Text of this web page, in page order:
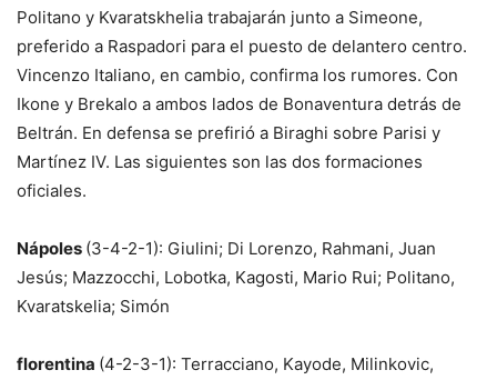
Politano y Kvaratskhelia trabajarán junto a Simeone,
preferido a Raspadori para el puesto de delantero centro.
Vincenzo Italiano, en cambio, confirma los rumores. Con
Ikone y Brekalo a ambos lados de Bonaventura detrás de
Beltrán. En defensa se prefirió a Biraghi sobre Parisi y
Martínez IV. Las siguientes son las dos formaciones
oficiales.
Nápoles (3-4-2-1): Giulini; Di Lorenzo, Rahmani, Juan
Jesús; Mazzocchi, Lobotka, Kagosti, Mario Rui; Politano,
Kvaratskelia; Simón
florentina (4-2-3-1): Terracciano, Kayode, Milinkovic,